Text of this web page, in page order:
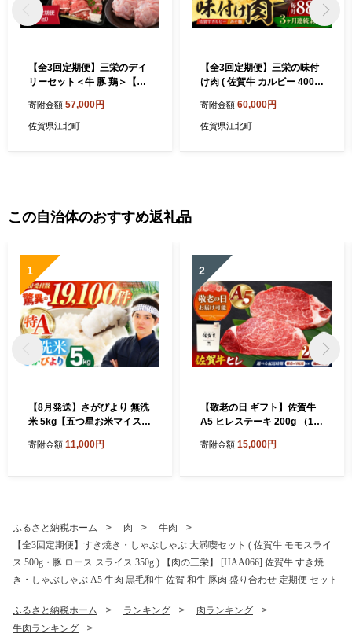
【全3回定期便】三栄のデイ
リーセット＜牛 豚 鶏＞【肉
佐賀牛 切り落とし 鶏肉 豚肉
ありたどり 牛肉 黒毛和牛 佐
寄附金額 57,000円
佐賀県江北町
【全3回定期便】三栄の味付
け肉 ( 佐賀牛 カルビー 400g
栄】 [HAA044]
寄附金額 60,000円
佐賀県江北町
この自治体のおすすめ返礼品
1
【8月発送】さがびより 無洗
米 5kg【五つ星お米マイスタ
さがびより 5kg ブランド米
寄附金額 11,000円
2
【敬老の日 ギフト】佐賀牛
A5 ヒレステーキ 200g （10
172]
寄附金額 15,000円
ふるさと納税ホーム 肉
牛肉
【全3回定期便】すき焼き・しゃぶしゃぶ 大満喫セット ( 佐賀牛 モモスライ
ス 500g・豚 ロース スライス 350g ) 【肉の三栄】 [HAA066] 佐賀牛 すき焼
き・しゃぶしゃぶ A5 牛肉 黒毛和牛 佐賀 和牛 豚肉 盛り合わせ 定期便 セット
ふるさと納税ホーム ランキング
肉ランキング
牛肉ランキング